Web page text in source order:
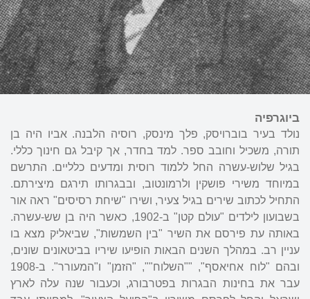
ביוגרפיה
נולד בעיר בוברויסק, פלך מינסק, רוסיה הלבנה. אביו היה בן
תורה, משכיל וחובב ספר. למד בחדר, אך קיבל גם חינוך כללי.
בגיל שלוש-עשרה החל ללמוד רוסית ומדעים כלליים. התרשם
במיוחד משירי פושקין ולרמונטוב, ובבגרותו תירגם מיצירתם.
התחיל לכתוב שירים בגיל צעיר, ושירו "שיחת רסיסים" ראה אור
בשבועון לילדים "עולם קטן" ב-1902, כאשר היה בן שש-עשרה.
באותה עת פירסם את השיר "בין השמשות", שביאליק מצא בו
עניין רב. במהלך השנים הבאות הופיעו שיריו בביטאונים שונים,
ובהם "לוח אחיאסף", ""השלוח"", "הזמן" ו"המעורר". ב-1908
עבר את בחינות הבגרות בפטרבורג, וכעבור שנה עלה לארץ